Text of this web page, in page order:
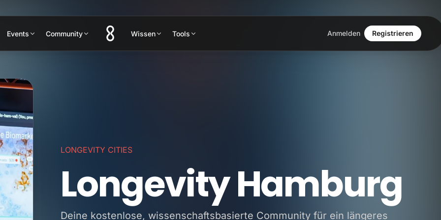
Events Community Wissen Tools Anmelden Registrieren
LONGEVITY CITIES
Longevity Hamburg
Deine kostenlose, wissenschaftsbasierte Community für ein längeres